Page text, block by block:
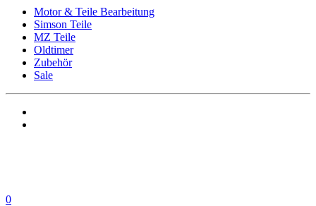
Motor & Teile Bearbeitung
Simson Teile
MZ Teile
Oldtimer
Zubehör
Sale
0